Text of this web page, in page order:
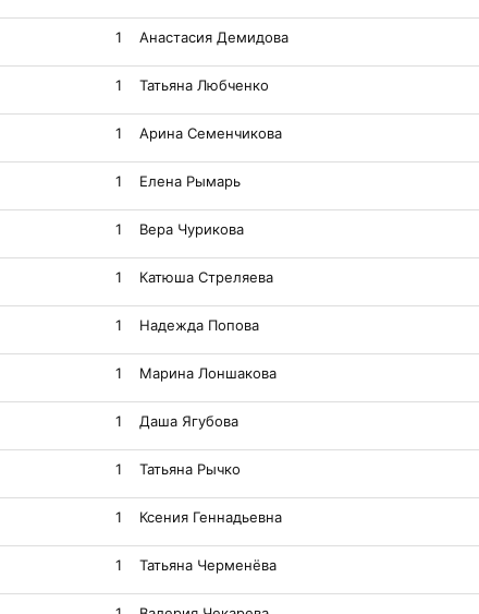
1 Анастасия Демидова
1 Татьяна Любченко
1 Арина Семенчикова
1 Елена Рымарь
1 Вера Чурикова
1 Катюша Стреляева
1 Надежда Попова
1 Марина Лоншакова
1 Даша Ягубова
1 Татьяна Рычко
1 Ксения Геннадьевна
1 Татьяна Черменёва